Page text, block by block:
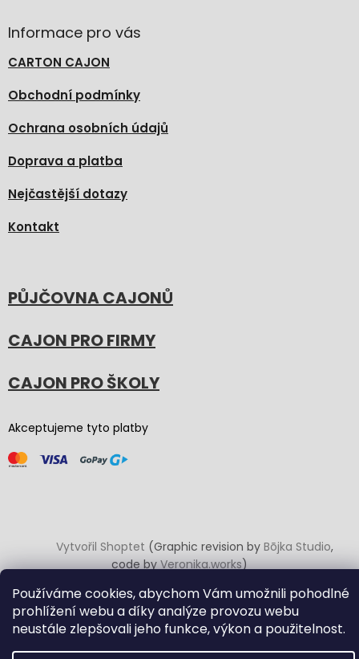
Používáme cookies, abychom Vám umožnili pohodlné
prohlížení webu a díky analýze provozu webu
neustále zlepšovali jeho funkce, výkon a použitelnost.
Informace pro vás
CARTON CAJON
Obchodní podmínky
Ochrana osobních údajů
Doprava a platba
Nejčastější dotazy
Kontakt
PŮJČOVNA CAJONŮ
CAJON PRO FIRMY
CAJON PRO ŠKOLY
Akceptujeme tyto platby
Vytvořil Shoptet (Graphic revision by Bōjka Studio,
code byVeronika.works)
Copyright 2026Carton Cajon. Všechna práva vyhrazena.
Upravit nastavení cookies